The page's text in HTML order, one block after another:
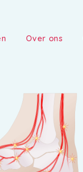
Over ons